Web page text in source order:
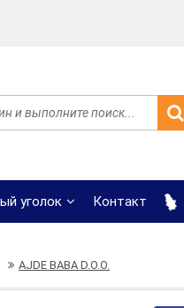
уголок Контакт
AJDE BABA D.O.O.